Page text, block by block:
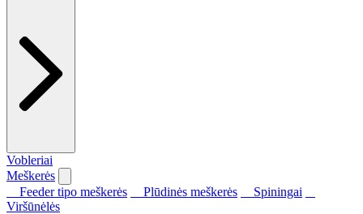
Vobleriai
Meškerės
Feeder tipo meškerės
Plūdinės meškerės
Spiningai
Viršūnėlės